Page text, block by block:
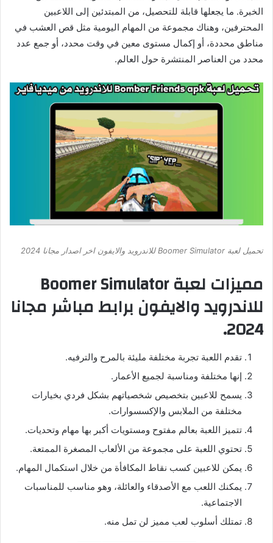
الخبرة. ما يجعلها قابلة للتحصيل، من المبتدئين إلى اللاعبين
المحترفين، وهناك مجموعة من المهام اليومية مثل قص العشب في
مناطق محددة، أو إكمال مستوى معين في وقت محدد، أو جمع عدد
محدد من العناصر المنتشرة حول العالم.
تحميل لعبة Boomer Simulator للاندرويد والايفون اخر اصدار مجانا 2024
مميزات لعبة Boomer Simulator
للاندرويد والايفون برابط مباشر مجانا
2024.
تقدم اللعبة تجربة مختلفة مليئة بالمرح والترفيه.
إنها مختلفة ومناسبة لجميع الأعمار.
يسمح للاعبين بتخصيص شخصياتهم بشكل فردي بخيارات
مختلفة من الملابس والإكسسوارات.
تتميز اللعبة بعالم مفتوح ومستويات أكبر بها مهام وتحديات.
تحتوي اللعبة على مجموعة من الألعاب المصغرة الممتعة.
يمكن للاعبين كسب نقاط المكافأة من خلال استكمال المهام.
يمكنك اللعب مع الأصدقاء والعائلة، وهو مناسب للمناسبات
الاجتماعية.
تمتلك أسلوب لعب مميز لن تمل منه.